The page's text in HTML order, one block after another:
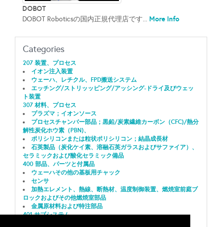
DOBOT
DOBOT Roboticsの国内正規代理店です... More Info
Categories
207 装置、プロセス
イオン注入装置
ウェーハ、レチクル、FPD搬送システム
エッチング/ストリッッピング/アッシング-ドライ及びウェッ
ト装置
307 材料、プロセス
プラズマ；イオンソース
プロセスチャンバー部品；黒鉛/炭素繊維カーボン（CFC)/熱分
解性炭化ホウ素（PBN)、
ポリシリコンまたは粒状ポリシリコン；結晶成長材
石英製品（炭化ケイ素、溶融石英ガラスおよびサファイア）、
セラミックおよび酸化セラミック備品
400 部品、パーツと付属品
ウェーハその他の基板用チャック
センサ
加熱エレメント、熱線、断熱材、温度制御装置、燃焼室前庭ブ
ロックおよびその他燃焼室部品
金属原材料および特注部品
401 サブシステム